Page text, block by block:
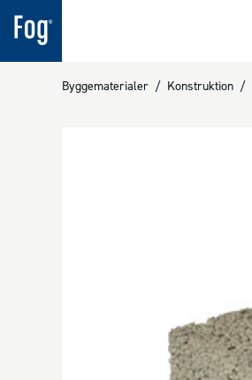
Byggematerialer / Konstruktion /